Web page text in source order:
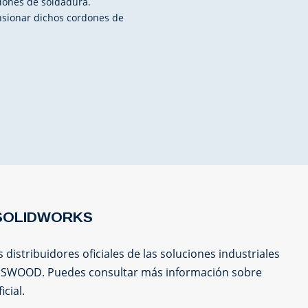
dichos cordones de
oficiales de las soluciones industriales
SWOOD. Puedes consultar más información sobre